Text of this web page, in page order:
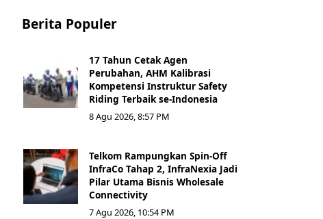
Berita Populer
17 Tahun Cetak Agen
Perubahan, AHM Kalibrasi
Kompetensi Instruktur Safety
Riding Terbaik se-Indonesia
8 Agu 2026, 8:57 PM
Telkom Rampungkan Spin-Off
InfraCo Tahap 2, InfraNexia Jadi
Pilar Utama Bisnis Wholesale
Connectivity
7 Agu 2026, 10:54 PM